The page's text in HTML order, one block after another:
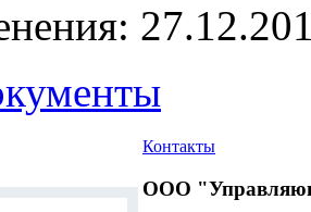
Контакты
ООО